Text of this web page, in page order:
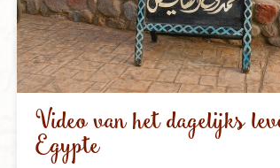
Video van het dagelijks
Egypte